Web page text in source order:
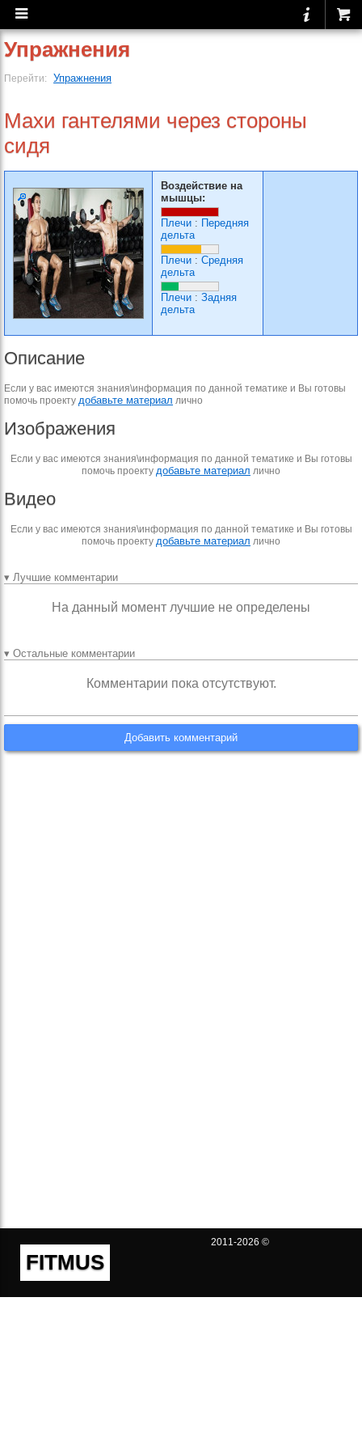
Упражнения
Перейти: Упражнения
Махи гантелями через стороны
сидя
Воздействие на
мышцы:
Плечи : Передняя
дельта
Плечи : Средняя
дельта
Плечи : Задняя
дельта
Описание
Если у вас имеются знания\информация по данной тематике и Вы готовы
помочь проекту добавьте материал лично
Изображения
Если у вас имеются знания\информация по данной тематике и Вы готовы
помочь проекту добавьте материал лично
Видео
Если у вас имеются знания\информация по данной тематике и Вы готовы
помочь проекту добавьте материал лично
▾ Лучшие комментарии
На данный момент лучшие не определены
▾ Остальные комментарии
Комментарии пока отсутствуют.
Добавить комментарий
FITMUS
2011-2026 ©